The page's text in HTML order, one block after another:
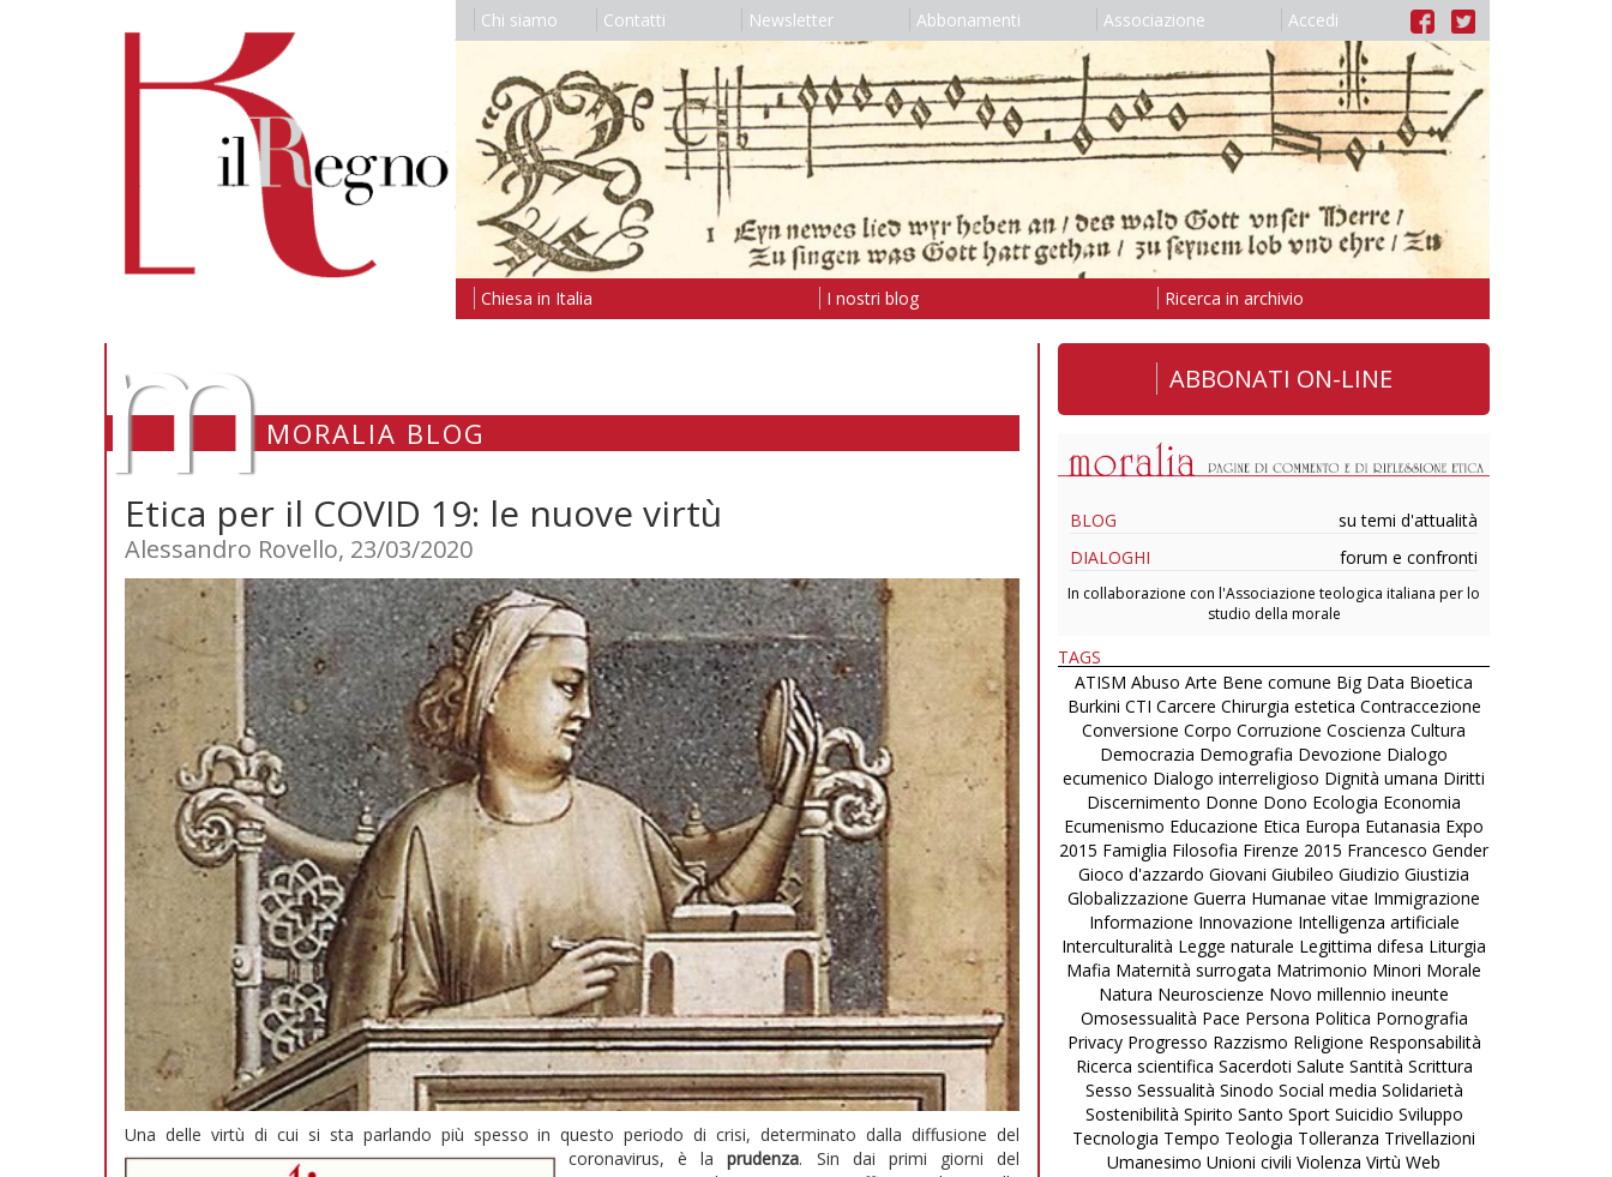
Chi siamo Contatti Newsletter Abbonamenti Associazione Accedi
Chiesa in Italia I nostri blog Ricerca in archivio
mMORALIA BLOG
Etica per il COVID 19: le nuove virtù
Alessandro Rovello, 23/03/2020
Una delle virtù di cui si sta parlando più spesso in questo periodo di crisi, determinato dalla diffusione del
coronavirus, è laprudenza. Sin dai primi giorni del
ABBONATI ON-LINE
BLOG
su temi d'attualità
DIALOGHI
forum e confronti
In collaborazione con l'Associazione teologica italiana per lo
studio della morale
TAGS
ATISM Abuso Arte Bene comune Big Data Bioetica
Burkini CTI Carcere Chirurgia estetica Contraccezione
Conversione Corpo Corruzione Coscienza Cultura
Democrazia Demografia Devozione Dialogo
ecumenico Dialogo interreligioso Dignità umana Diritti
Discernimento Donne Dono Ecologia Economia
Ecumenismo Educazione Etica Europa Eutanasia Expo
2015 Famiglia Filosofia Firenze 2015 Francesco Gender
Gioco d'azzardo Giovani Giubileo Giudizio Giustizia
Globalizzazione Guerra Humanae vitae Immigrazione
Informazione Innovazione Intelligenza artificiale
Interculturalità Legge naturale Legittima difesa Liturgia
Mafia Maternità surrogata Matrimonio Minori Morale
Natura Neuroscienze Novo millennio ineunte
Omosessualità Pace Persona Politica Pornografia
Privacy Progresso Razzismo Religione Responsabilità
Ricerca scientifica Sacerdoti Salute Santità Scrittura
Sesso Sessualità Sinodo Social media Solidarietà
Sostenibilità Spirito Santo Sport Suicidio Sviluppo
Tecnologia Tempo Teologia Tolleranza Trivellazioni
Umanesimo Unioni civili Violenza Virtù Web